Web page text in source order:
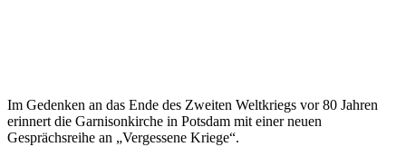
Im Gedenken an das Ende des Zweiten Weltkriegs vor 80 Jahren
erinnert die Garnisonkirche in Potsdam mit einer neuen
Gesprächsreihe an „Vergessene Kriege“.